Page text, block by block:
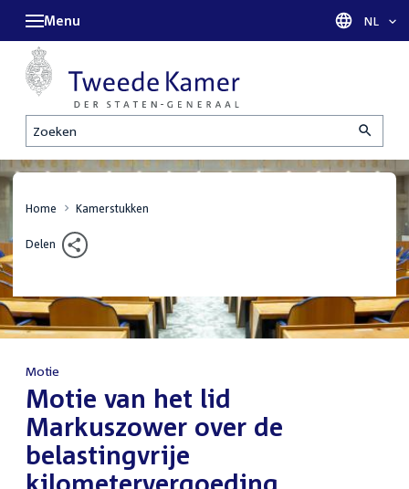
Zoeken
Menu Taal
NL
Home Kamerstukken
Delen
Motie
:Motie van het lid
Markuszower over de
belastingvrije
kilometervergoeding